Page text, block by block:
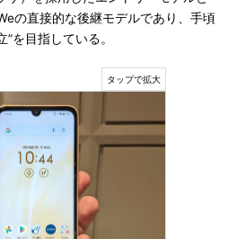
の直接的な後継モデルであり、手頃
を目指している。